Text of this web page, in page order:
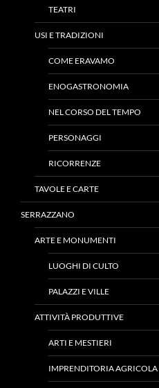
TEATRI
USI E TRADIZIONI
COME ERAVAMO
ENOGASTRONOMIA
NEL CORSO DEL TEMPO
PERSONAGGI
RICORRENZE
TAVOLE E CARTE
SERRAZZANO
ARTE E MONUMENTI
LUOGHI DI CULTO
PALAZZI E VILLE
ATTIVITÀ PRODUTTIVE
ARTI E MESTIERI
IMPRENDITORIA AGRICOLA